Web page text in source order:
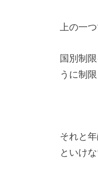
上の一
国別制
うに制
それと
といけ